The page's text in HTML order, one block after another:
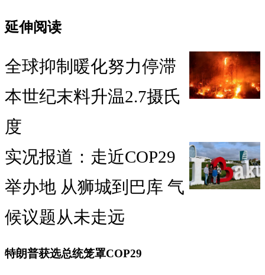
延伸阅读
全球抑制暖化努力停滞
本世纪末料升温2.7摄氏
度
实况报道：走近COP29
举办地 从狮城到巴库 气
候议题从未走远
特朗普获选总统笼罩COP29